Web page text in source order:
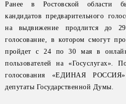
Ранее в Ростовской области
кандидатов предварительного
на выдвижение продлится до 29
голосование, в котором смогут
пройдет с 24 по 30 мая в
пользователей на «Госуслугах».
голосования «ЕДИНАЯ
депутаты Государственной Думы.